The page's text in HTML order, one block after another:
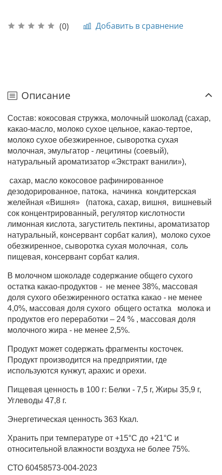
(0) Добавить в сравнение
Описание
Состав: кокосовая стружка, молочный шоколад (сахар,
какао-масло, молоко сухое цельное, какао-тертое,
молоко сухое обезжиренное, сыворотка сухая
молочная, эмульгатор - лецитины (соевый),
натуральный ароматизатор «Экстракт ванили»),
сахар, масло кокосовое рафинированное
дезодорированное, патока, начинка кондитерская
желейная «Вишня»
(патока, сахар, вишня, вишневый
сок концентрированный, регулятор кислотности
лимонная кислота, загуститель пектины, ароматизатор
натуральный, консервант сорбат калия), молоко сухое
обезжиренное, сыворотка сухая молочная, соль
пищевая, консервант сорбат калия.
В молочном шоколаде содержание общего сухого
остатка какао-продуктов - не менее 38%, массовая
доля сухого обезжиренного остатка какао - не менее
4,0%, массовая доля сухого общего остатка
молока и
продуктов его переработки – 24 % , массовая доля
молочного жира - не менее 2,5%.
Продукт может содержать фрагменты косточек.
Продукт производится на предприятии, где
используются кунжут, арахис и орехи.
Пищевая ценность в 100 г: Белки - 7,5 г, Жиры 35,9 г,
Углеводы 47,8 г.
Энергетическая ценность 363 Ккал.
Хранить при температуре от +15°С до +21°С и
относительной влажности воздуха не более 75%.
СТО 60458573-004-2023